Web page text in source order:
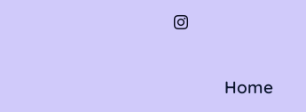
Home